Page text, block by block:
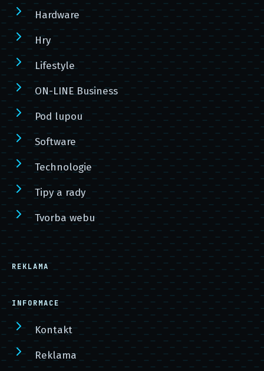
Hardware
Hry
Lifestyle
ON-LINE Business
Pod lupou
Software
Technologie
Tipy a rady
Tvorba webu
REKLAMA
INFORMACE
Kontakt
Reklama